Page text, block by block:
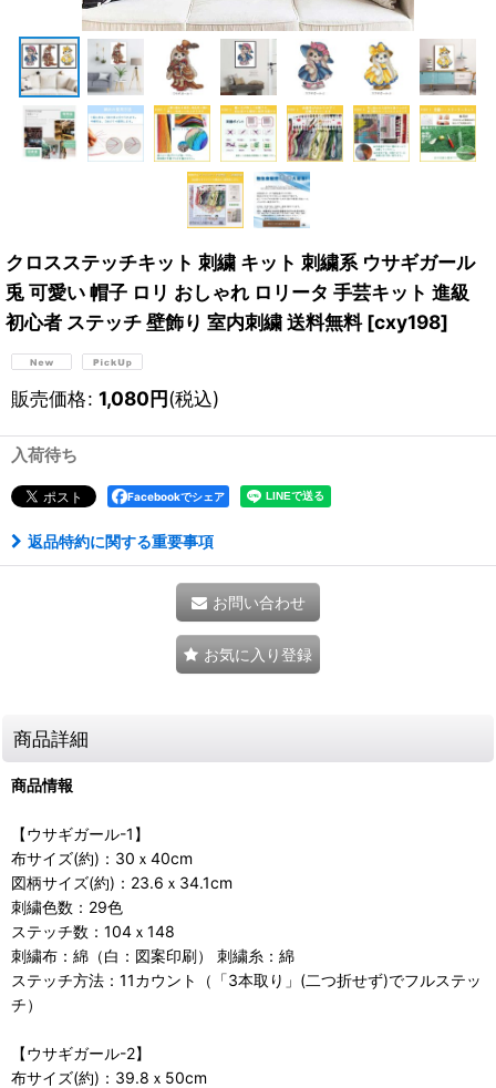
クロスステッチキット 刺繍 キット 刺繍系 ウサギガール
兎 可愛い 帽子 ロリ おしゃれ ロリータ 手芸キット 進級
初心者 ステッチ 壁飾り 室内刺繍 送料無料 [cxy198]
販売価格: 1,080円(税込)
入荷待ち
Facebookでシェア
返品特約に関する重要事項
お問い合わせ
お気に入り登録
商品詳細
商品情報
【ウサギガール-1】
布サイズ(約)：30ｘ40cm
図柄サイズ(約)：23.6ｘ34.1cm
刺繍色数：29色
ステッチ数：104ｘ148
刺繍布：綿（白：図案印刷） 刺繍糸：綿
ステッチ方法：11カウント（「3本取り」(二つ折せず)でフルステッ
チ）
【ウサギガール-2】
布サイズ(約)：39.8ｘ50cm